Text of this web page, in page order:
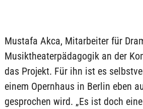
Mustafa Akca, Mitarbeiter für
Musiktheaterpädagogik an der
das Projekt. Für ihn ist es
einem Opernhaus in Berlin eben
gesprochen wird. „Es ist doch